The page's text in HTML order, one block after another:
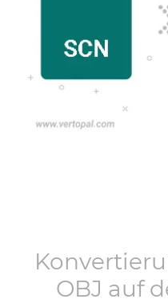
OBJ auf